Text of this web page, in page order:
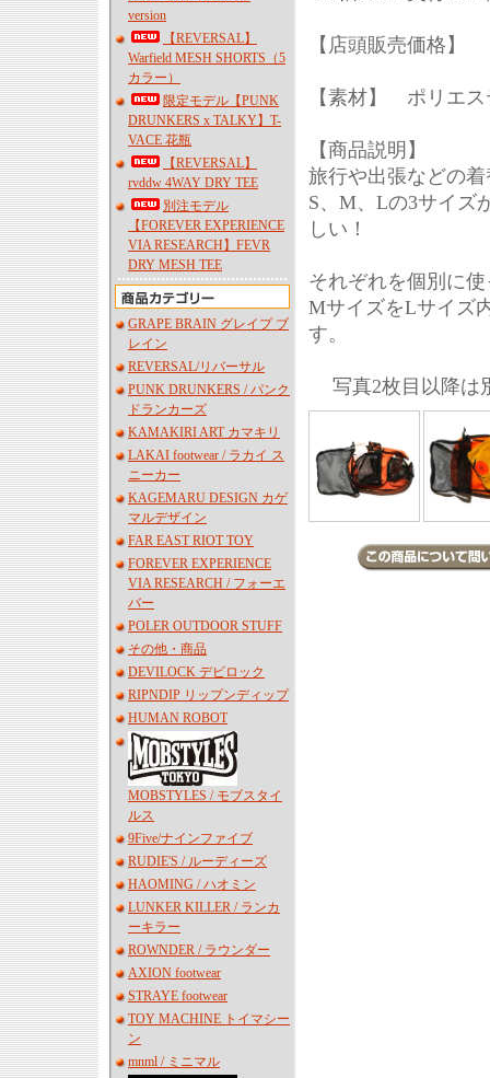
version
【REVERSAL】
Warfield MESH SHORTS（5
カラー）
限定モデル【PUNK
DRUNKERS x TALKY】T-
VACE 花瓶
【REVERSAL】
rvddw 4WAY DRY TEE
別注モデル
【FOREVER EXPERIENCE
VIA RESEARCH】FEVR
DRY MESH TEE
GRAPE BRAIN グレイプ ブ
レイン
REVERSAL/リバーサル
PUNK DRUNKERS / パンク
ドランカーズ
KAMAKIRI ART カマキリ
LAKAI footwear / ラカイ ス
ニーカー
KAGEMARU DESIGN カゲ
マルデザイン
FAR EAST RIOT TOY
FOREVER EXPERIENCE
VIA RESEARCH / フォーエ
バー
POLER OUTDOOR STUFF
その他・商品
DEVILOCK デビロック
RIPNDIP リップンディップ
HUMAN ROBOT
MOBSTYLES / モブスタイ
ルス
9Five/ナインファイブ
RUDIE'S / ルーディーズ
HAOMING / ハオミン
LUNKER KILLER / ランカ
ーキラー
ROWNDER / ラウンダー
AXION footwear
STRAYE footwear
TOY MACHINE トイマシー
ン
mnml / ミニマル
【店頭販売価格】
【素材】 ポリエス
【商品説明】
旅行や出張などの
S、M、Lの3サイズ
しい！
それぞれを個別に
MサイズをLサイズ
す。
写真2枚目以降は